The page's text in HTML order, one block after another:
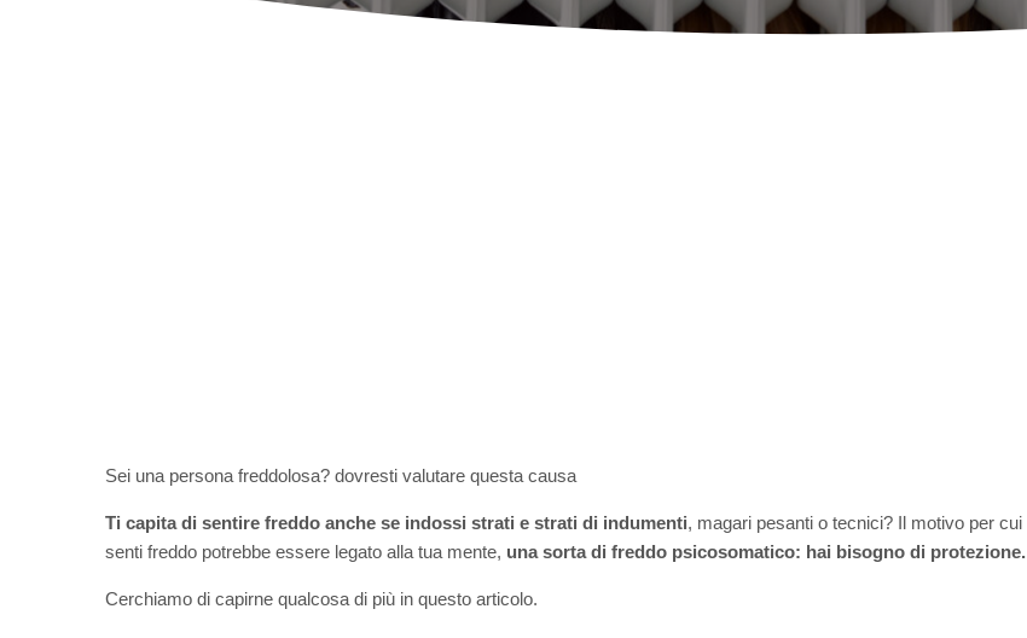
Sei una persona freddolosa? dovresti valutare questa causa
Ti capita di sentire freddo anche se indossi strati e strati di indumenti, magari pesanti o tecnici? Il motivo per cui
senti freddo potrebbe essere legato alla tua mente, una sorta di freddo psicosomatico: hai bisogno di protezione.
Cerchiamo di capirne qualcosa di più in questo articolo.